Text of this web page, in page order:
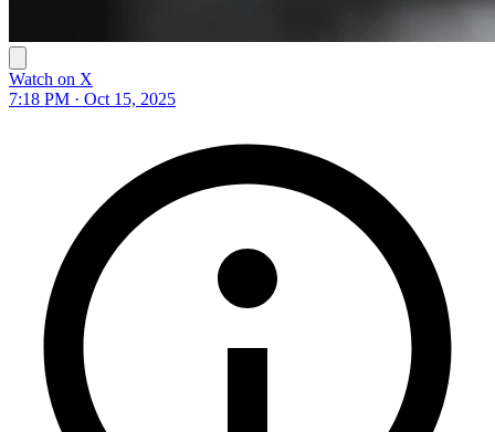
Watch on X
7:18 PM · Oct 15, 2025